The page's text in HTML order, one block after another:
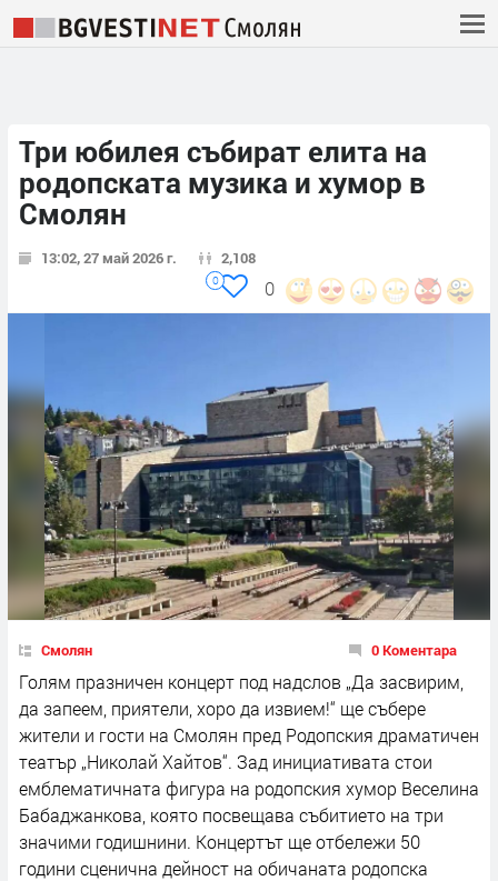
Три юбилея събират елита на
родопската музика и хумор в
Смолян
13:02, 27 май 2026 г. 2,108
0
0
Смолян 0 Коментара
Голям празничен концерт под надслов „Да засвирим,
да запеем, приятели, хоро да извием!“ ще събере
жители и гости на Смолян пред Родопския драматичен
театър „Николай Хайтов“. Зад инициативата стои
емблематичната фигура на родопския хумор Веселина
Бабаджанкова, която посвещава събитието на три
значими годишнини. Концертът ще отбележи 50
години сценична дейност на обичаната родопска